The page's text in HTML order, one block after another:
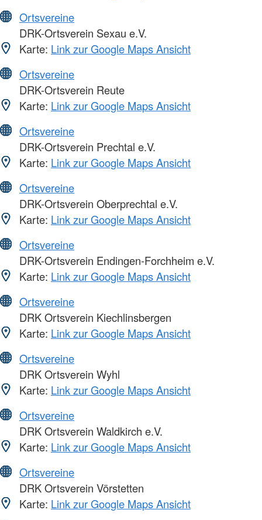
Ortsvereine
DRK-Ortsverein Sexau e.V.
Karte: Link zur Google Maps Ansicht
Ortsvereine
DRK-Ortsverein Reute
Karte: Link zur Google Maps Ansicht
Ortsvereine
DRK-Ortsverein Prechtal e.V.
Karte: Link zur Google Maps Ansicht
Ortsvereine
DRK-Ortsverein Oberprechtal e.V.
Karte: Link zur Google Maps Ansicht
Ortsvereine
DRK-Ortsverein Endingen-Forchheim e.V.
Karte: Link zur Google Maps Ansicht
Ortsvereine
DRK Ortsverein Kiechlinsbergen
Karte: Link zur Google Maps Ansicht
Ortsvereine
DRK Ortsverein Wyhl
Karte: Link zur Google Maps Ansicht
Ortsvereine
DRK Ortsverein Waldkirch e.V.
Karte: Link zur Google Maps Ansicht
Ortsvereine
DRK Ortsverein Vörstetten
Karte: Link zur Google Maps Ansicht